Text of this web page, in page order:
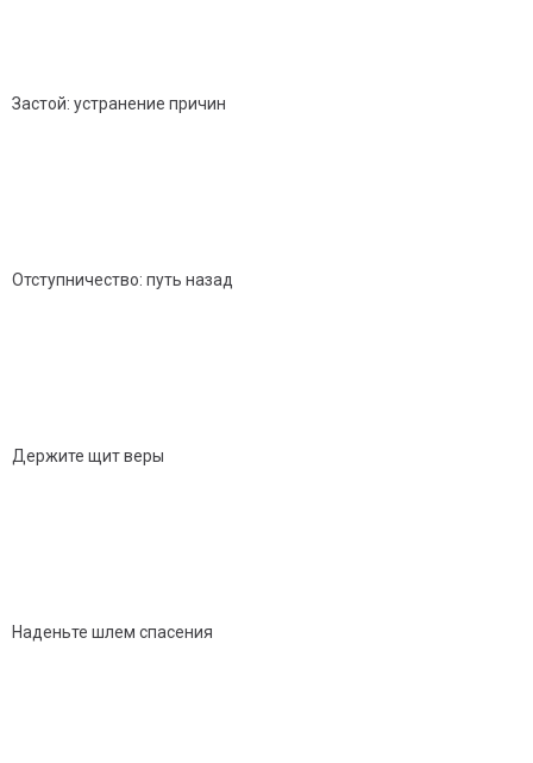
Застой: устранение причин
Отступничество: путь назад
Держите щит веры
Наденьте шлем спасения